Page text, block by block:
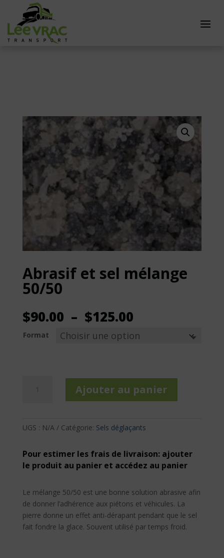
Abrasif et sel mélange
50/50
$90.00 – $125.00Plage
prix :
$125.00
Format
sel
50/50
Ajouter au panier
UGS : N/A Catégorie: Sels déglaçants
Pour estimer les frais de livraison: ajouter
le produit au panier et accédez au panier
Le mélange 50/50 est une bonne solution abrasive afin
de donner l’adhérence aux piétons et véhicules. La
pierre donne un effet anti-dérapant pendant que le sel
fait fondre la glace. Souvent utilisé par temps froid.